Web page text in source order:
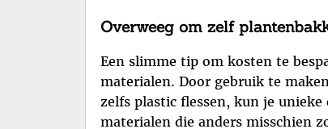
Overweeg om zelf
Een slimme tip om kosten te
materialen. Door gebruik te
zelfs plastic flessen, kun je
materialen die anders misschien